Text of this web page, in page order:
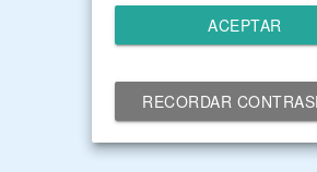
ACEPTAR
RECORDAR